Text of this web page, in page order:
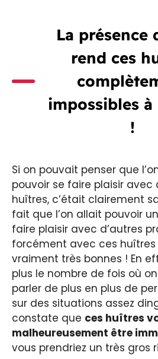
La présence
rend ces
impossibles
!
Si on pouvait penser que
pouvoir se faire plaisir avec
huîtres, c’était clairement
fait que l’on allait pouvoir
faire plaisir avec d’autres
forcément avec ces huîtres
vraiment très bonnes ! En
plus le nombre de fois où
parler de plus en plus de
sur des situations assez
constate que ces huîtres
malheureusement être
vous prendriez un très gros